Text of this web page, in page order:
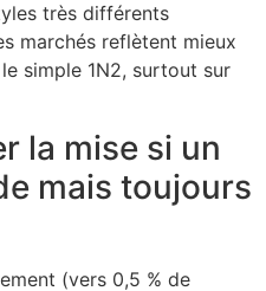
très différents
marchés reflètent mieux
simple 1N2, surtout sur
la mise si un
mais toujours
(vers 0,5 % de